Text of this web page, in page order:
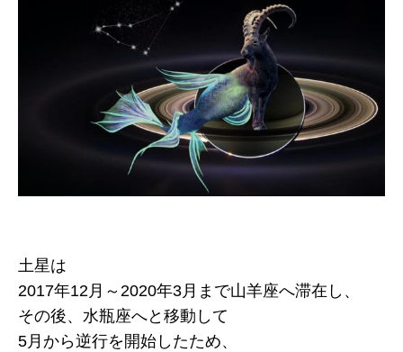
土星は
2017年12月～2020年3月まで山羊座へ滞在し、
その後、水瓶座へと移動して
5月から逆行を開始したため、